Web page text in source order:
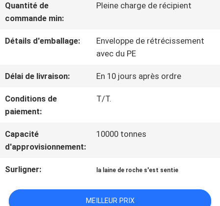
CONTRÔLE
DE
CONTACTEZ-
NOUS
NOUVELLES
DEMANDEZ
Quantité de
commande min:
Pleine charge de récipient
Détails d'emballage:
Enveloppe de rétrécissement
avec du PE
Délai de livraison: En 10 jours après ordre
Conditions de
paiement:
T/T.
Capacité
d'approvisionnement:
10000 tonnes
Surligner: la laine de roche s'est sentie
MEILLEUR PRIX